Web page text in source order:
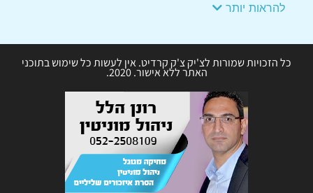
להראות יותר
כל הזכויות שמורות לצ'יק צ'ק קרדיט. אין לעשות כל שימוש בתוכני
האתר ללא אישור. 2020.